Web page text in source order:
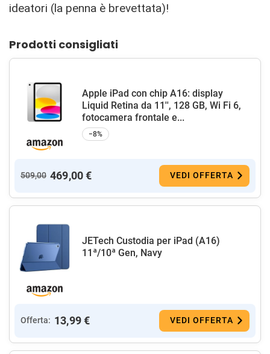
ideatori (la penna è brevettata)!
Prodotti consigliati
Apple iPad con chip A16: display
Liquid Retina da 11'', 128 GB, Wi Fi 6,
fotocamera frontale e...
−8%
509,00 469,00 € VEDI OFFERTA
JETech Custodia per iPad (A16)
11ª/10ª Gen, Navy
Offerta: 13,99 € VEDI OFFERTA